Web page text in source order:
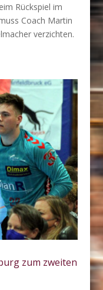
Rückspiel im
Coach Martin
verzichten.
zum zweiten